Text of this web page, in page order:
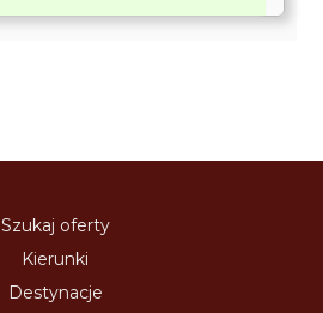
Szukaj oferty
Kierunki
Destynacje